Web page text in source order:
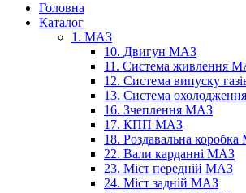
Головна
Каталог
1. МАЗ
10. Двигун МАЗ
11. Система живлення
12. Система випуску
13. Система
16. Зчеплення МАЗ
17. КПП МАЗ
18. Роздавальна
22. Вали карданні МАЗ
23. Міст передній МАЗ
24. Міст задній МАЗ